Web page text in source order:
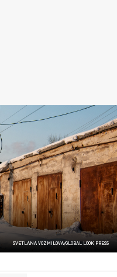
SVETLANA VOZMILOVA/GLOBAL LOOK PRESS